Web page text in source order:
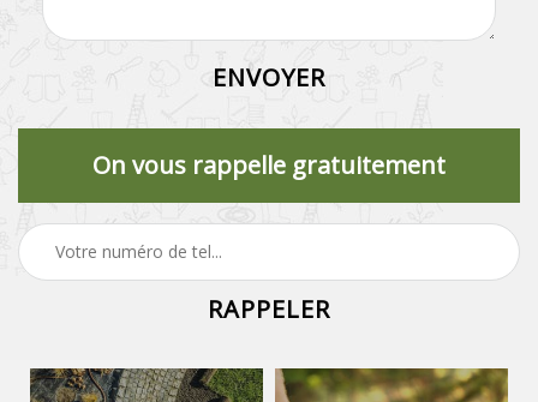
On vous rappelle gratuitement